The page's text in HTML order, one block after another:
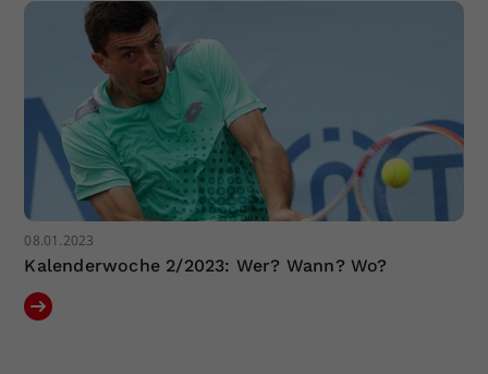
08.01.2023
Kalenderwoche 2/2023: Wer? Wann? Wo?